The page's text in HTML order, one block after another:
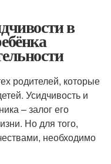
в
родителей, которые
Усидчивость и
– залог его
Но для того,
необходимо